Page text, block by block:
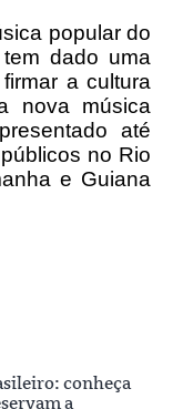
popular do
dado uma
a cultura
nova música
até
no Rio
e Guiana
conheça
a